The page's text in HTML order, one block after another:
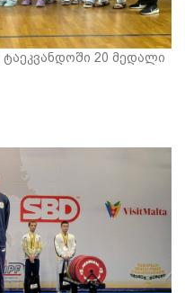
20 მედალი